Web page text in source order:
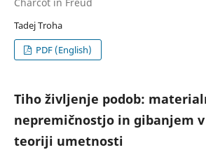
Tadej Troha
PDF (English)
Tiho življenje podob:
nepremičnostjo in gibanjem
teoriji umetnosti